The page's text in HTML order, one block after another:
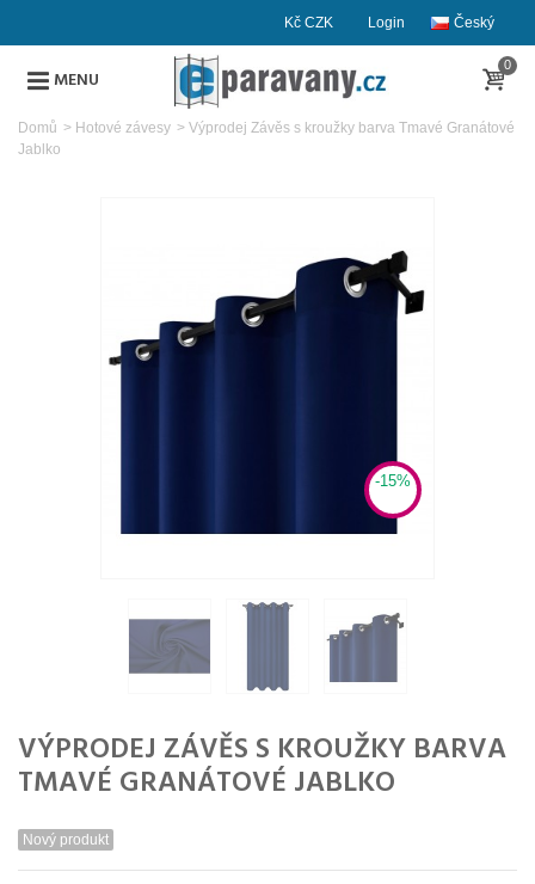
Český
Login
Kč CZK
MENU
0
Domů > Hotové závesy > Výprodej Závěs s kroužky barva Tmavé Granátové
Jablko
-15%
VÝPRODEJ ZÁVĚS S KROUŽKY BARVA
TMAVÉ GRANÁTOVÉ JABLKO
Nový produkt